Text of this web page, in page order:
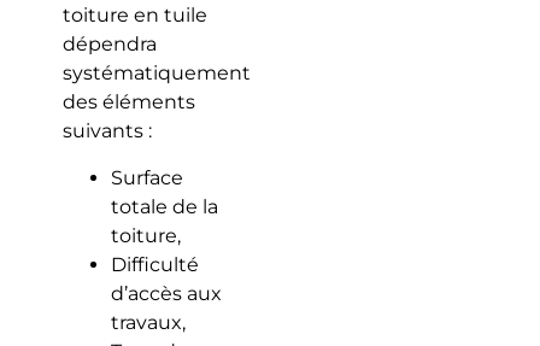
toiture en tuile
dépendra
systématiquement
des éléments
suivants :
Surface
totale de la
toiture,
Difficulté
d’accès aux
travaux,